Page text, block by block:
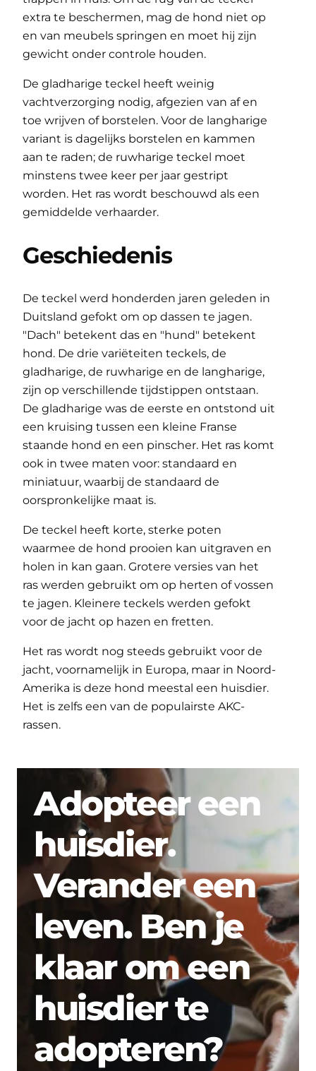
extra te beschermen, mag de hond niet op
en van meubels springen en moet hij zijn
gewicht onder controle houden.
De gladharige teckel heeft weinig
vachtverzorging nodig, afgezien van af en
toe wrijven of borstelen. Voor de langharige
variant is dagelijks borstelen en kammen
aan te raden; de ruwharige teckel moet
minstens twee keer per jaar gestript
worden. Het ras wordt beschouwd als een
gemiddelde verhaarder.
Geschiedenis
De teckel werd honderden jaren geleden in
Duitsland gefokt om op dassen te jagen.
"Dach" betekent das en "hund" betekent
hond. De drie variëteiten teckels, de
gladharige, de ruwharige en de langharige,
zijn op verschillende tijdstippen ontstaan.
De gladharige was de eerste en ontstond uit
een kruising tussen een kleine Franse
staande hond en een pinscher. Het ras komt
ook in twee maten voor: standaard en
miniatuur, waarbij de standaard de
oorspronkelijke maat is.
De teckel heeft korte, sterke poten
waarmee de hond prooien kan uitgraven en
holen in kan gaan. Grotere versies van het
ras werden gebruikt om op herten of vossen
te jagen. Kleinere teckels werden gefokt
voor de jacht op hazen en fretten.
Het ras wordt nog steeds gebruikt voor de
jacht, voornamelijk in Europa, maar in Noord-
Amerika is deze hond meestal een huisdier.
Het is zelfs een van de populairste AKC-
rassen.
Adopteer een
huisdier.
Verander een
leven. Ben je
klaar om een
huisdier te
adopteren?